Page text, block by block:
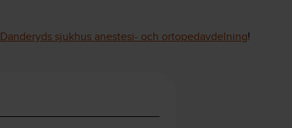
Danderyds sjukhus anestesi- och ortopedavdelning!